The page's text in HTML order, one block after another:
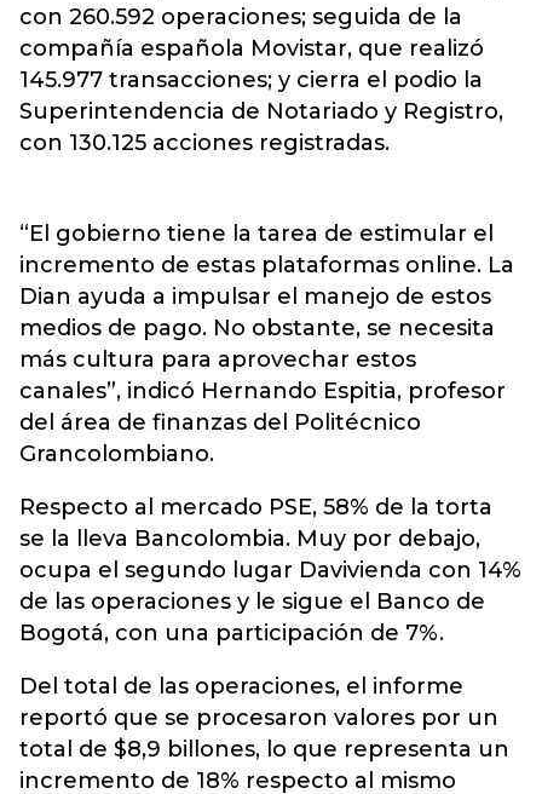
con 260.592 operaciones; seguida de la
compañía española Movistar, que realizó
145.977 transacciones; y cierra el podio la
Superintendencia de Notariado y Registro,
con 130.125 acciones registradas.
“El gobierno tiene la tarea de estimular el
incremento de estas plataformas online. La
Dian ayuda a impulsar el manejo de estos
medios de pago. No obstante, se necesita
más cultura para aprovechar estos
canales”, indicó Hernando Espitia, profesor
del área de finanzas del Politécnico
Grancolombiano.
Respecto al mercado PSE, 58% de la torta
se la lleva Bancolombia. Muy por debajo,
ocupa el segundo lugar Davivienda con 14%
de las operaciones y le sigue el Banco de
Bogotá, con una participación de 7%.
Del total de las operaciones, el informe
reportó que se procesaron valores por un
total de $8,9 billones, lo que representa un
incremento de 18% respecto al mismo